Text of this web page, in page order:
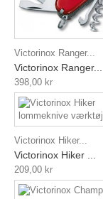
Victorinox Ranger...
Victorinox Ranger...
398,00 kr
Victorinox Hiker...
Victorinox Hiker ...
209,00 kr